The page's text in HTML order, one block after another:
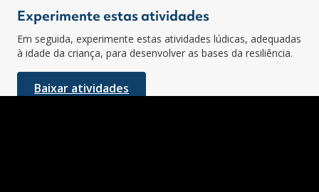
Experimente estas atividades
Em seguida, experimente estas atividades lúdicas, adequadas
à idade da criança, para desenvolver as bases da resiliência.
Baixar atividades